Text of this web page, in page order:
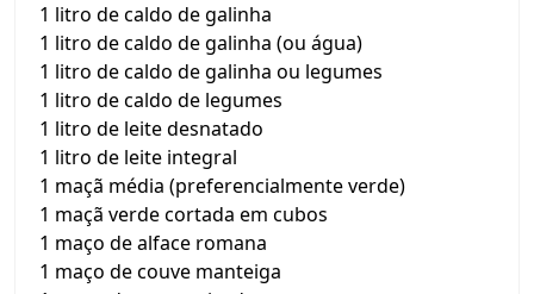
1 litro de caldo de galinha
1 litro de caldo de galinha (ou água)
1 litro de caldo de galinha ou legumes
1 litro de caldo de legumes
1 litro de leite desnatado
1 litro de leite integral
1 maçã média (preferencialmente verde)
1 maçã verde cortada em cubos
1 maço de alface romana
1 maço de couve manteiga